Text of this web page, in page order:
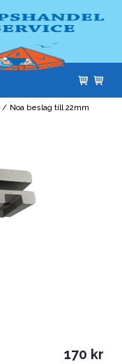
/ Noa beslag till 22mm
170